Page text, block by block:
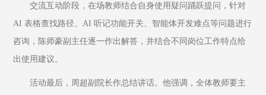
交流互动阶段，在场教师结合自身使用疑问踊跃提问，针对
AI 表格查找路径、AI 听记功能开关、智能体开发难点等问题进行
咨询，陈师豪副主任逐一作出解答，并结合不同岗位工作特点给
出使用建议。
活动最后，周超副院长作总结讲话。他强调，全体教师要主